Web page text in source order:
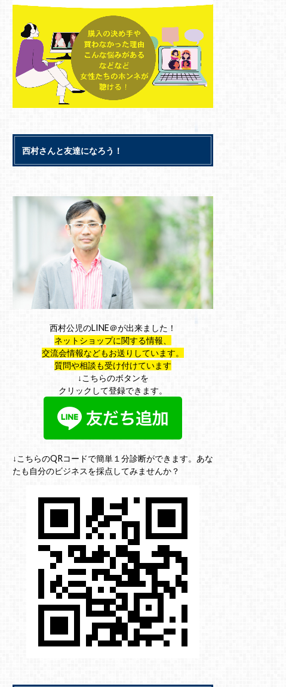
西村さんと友達になろう！
西村公児のLINE＠が出来ました！
ネットショップに関する情報、
交流会情報などもお送りしています。
質問や相談も受け付けています
↓こちらのボタンを
クリックして登録できます。
↓こちらのQRコードで簡単１分診断ができます。あな
たも自分のビジネスを採点してみませんか？